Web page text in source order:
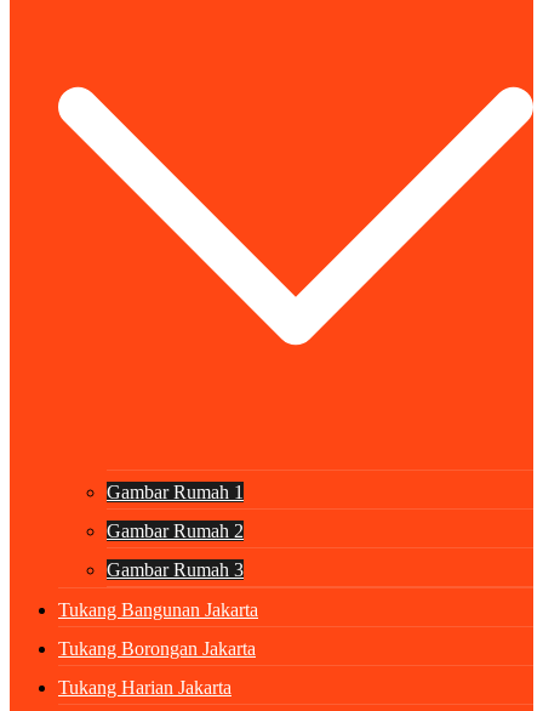
Gambar Rumah 1
Gambar Rumah 2
Gambar Rumah 3
Tukang Bangunan Jakarta
Tukang Borongan Jakarta
Tukang Harian Jakarta